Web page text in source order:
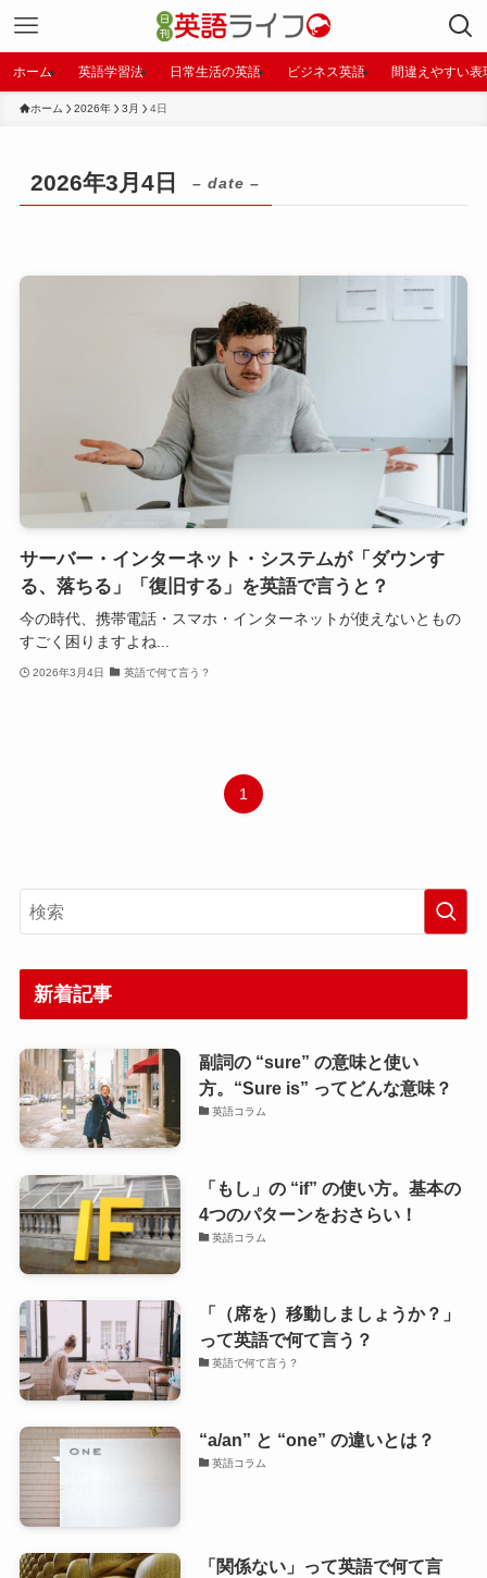
ホーム 英語学習法 日常生活の英語 ビジネス英語 間違えやすい表
ホーム 2026年 3月 4日
2026年3月4日 – date –
サーバー・インターネット・システムが「ダウンす
る、落ちる」「復旧する」を英語で言うと？
今の時代、携帯電話・スマホ・インターネットが使えないともの
すごく困りますよね...
2026年3月4日 英語で何て言う？
1
新着記事
副詞の “sure” の意味と使い
方。“Sure is” ってどんな意味？
英語コラム
「もし」の “if” の使い方。基本の
4つのパターンをおさらい！
英語コラム
「（席を）移動しましょうか？」
って英語で何て言う？
英語で何て言う？
“a/an” と “one” の違いとは？
英語コラム
「関係ない」って英語で何て言